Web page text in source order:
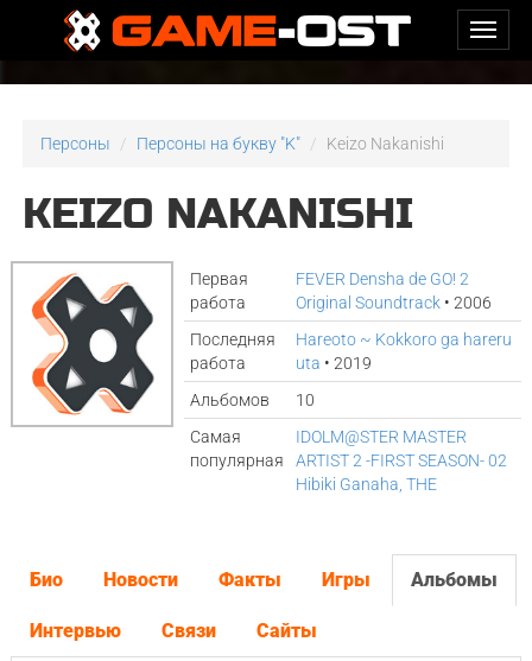
Персоны Персоны на букву "K" Keizo Nakanishi
KEIZO NAKANISHI
Первая
работа
FEVER Densha de GO! 2
Original Soundtrack • 2006
Последняя
работа
Hareoto ~ Kokkoro ga hareru
uta • 2019
Альбомов
10
Самая
популярная
IDOLM@STER MASTER
ARTIST 2 -FIRST SEASON- 02
Hibiki Ganaha, THE
Био Новости Факты Игры Альбомы
Интервью Связи Сайты